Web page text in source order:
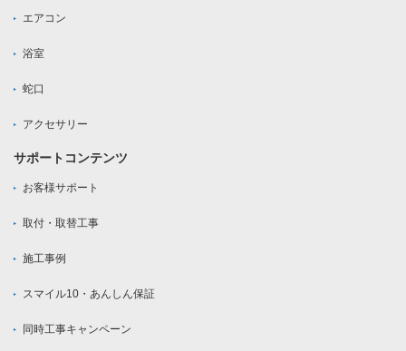
エアコン
浴室
蛇口
アクセサリー
サポートコンテンツ
お客様サポート
取付・取替工事
施工事例
スマイル10・あんしん保証
同時工事キャンペーン